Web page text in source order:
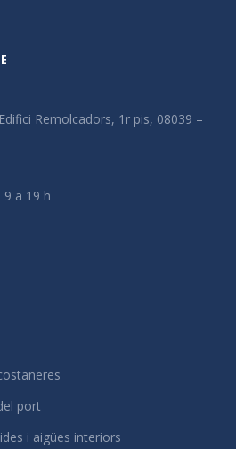
Remolcadors, 1r pis, 08039 –
9 a 19 h
port
i aigües interiors